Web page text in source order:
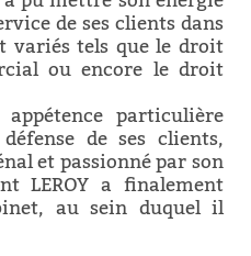
de ses clients dans
variés tels que le droit
ou encore le droit
particulière
de ses clients,
et passionné par son
LEROY a finalement
au sein duquel il